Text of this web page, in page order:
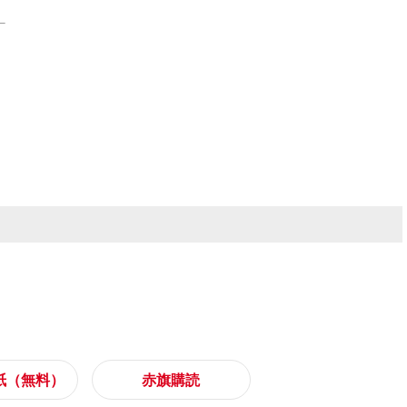
無料） 赤旗購読